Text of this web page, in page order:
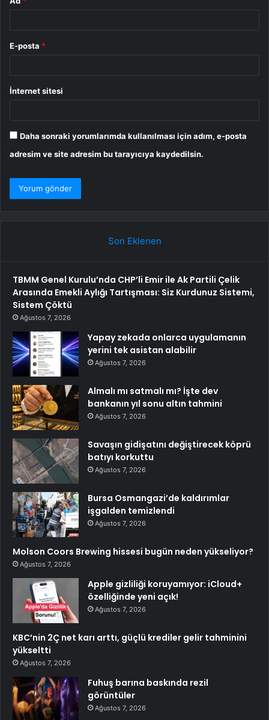
E-posta *
İnternet sitesi
Daha sonraki yorumlarımda kullanılması için adım, e-posta
adresim ve site adresim bu tarayıcıya kaydedilsin.
Son Eklenen
TBMM Genel Kurulu’nda CHP’li Emir ile Ak Partili Çelik
Arasında Emekli Aylığı Tartışması: Siz Kurdunuz Sistemi,
Sistem Çöktü
Ağustos 7, 2026
Yapay zekada onlarca uygulamanın
yerini tek asistan alabilir
Ağustos 7, 2026
Almalı mı satmalı mı? İşte dev
bankanın yıl sonu altın tahmini
Ağustos 7, 2026
Savaşın gidişatını değiştirecek köprü
batıyı korkuttu
Ağustos 7, 2026
Bursa Osmangazi’de kaldırımlar
işgalden temizlendi
Ağustos 7, 2026
Molson Coors Brewing hissesi bugün neden yükseliyor?
Ağustos 7, 2026
Apple gizliliği koruyamıyor: iCloud+
özelliğinde yeni açık!
Ağustos 7, 2026
KBC’nin 2Ç net karı arttı, güçlü krediler gelir tahminini
yükseltti
Ağustos 7, 2026
Fuhuş barına baskında rezil
görüntüler
Ağustos 7, 2026